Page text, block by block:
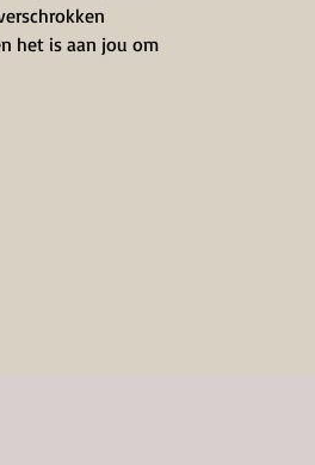
het is aan jou om